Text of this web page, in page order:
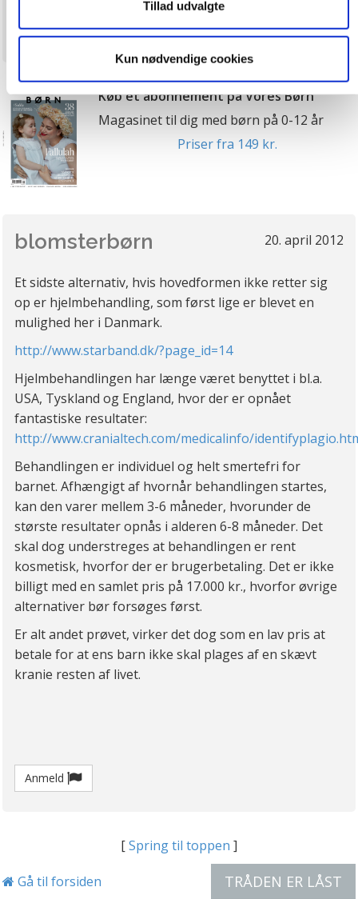
og huske dine præferencer samt til brug for markedsføring,
så vi kan optimere vores reklametiltag på sociale medier
medier. Du kan til enhver tid trække dit samtykke tilbage.
Du skal være opmærksom på, at vores hjemmeside
muligvis ikke fungerer optimalt, hvis du ikke accepterer
cookies eller tilbagetrækker et samtykke. Du kan læse
mere om vores brug af cookies og behandling af dine
personoplysninger i forbindelse hermed i både
voresprivatlivspolitik
Tillad udvalgte
Kun nødvendige cookies
Anmeld
Køb et abonnement på Vores Børn
Magasinet til dig med børn på 0-12 år
Priser fra 149 kr.
20. april 2012
blomsterbørn
Et sidste alternativ, hvis hovedformen ikke retter sig
op er hjelmbehandling, som først lige er blevet en
mulighed her i Danmark.
http://www.starband.dk/?page_id=14
Hjelmbehandlingen har længe været benyttet i bl.a.
USA, Tyskland og England, hvor der er opnået
fantastiske resultater:
http://www.cranialtech.com/medicalinfo/
Behandlingen er individuel og helt smertefri for
barnet. Afhængigt af hvornår behandlingen startes,
kan den varer mellem 3-6 måneder, hvorunder de
største resultater opnås i alderen 6-8 måneder. Det
skal dog understreges at behandlingen er rent
kosmetisk, hvorfor der er brugerbetaling. Det er ikke
billigt med en samlet pris på 17.000 kr., hvorfor øvrige
alternativer bør forsøges først.
Er alt andet prøvet, virker det dog som en lav pris at
betale for at ens barn ikke skal plages af en skævt
kranie resten af livet.
Anmeld
[Spring til toppen ]
Gå til forsiden TRÅDEN ER LÅST